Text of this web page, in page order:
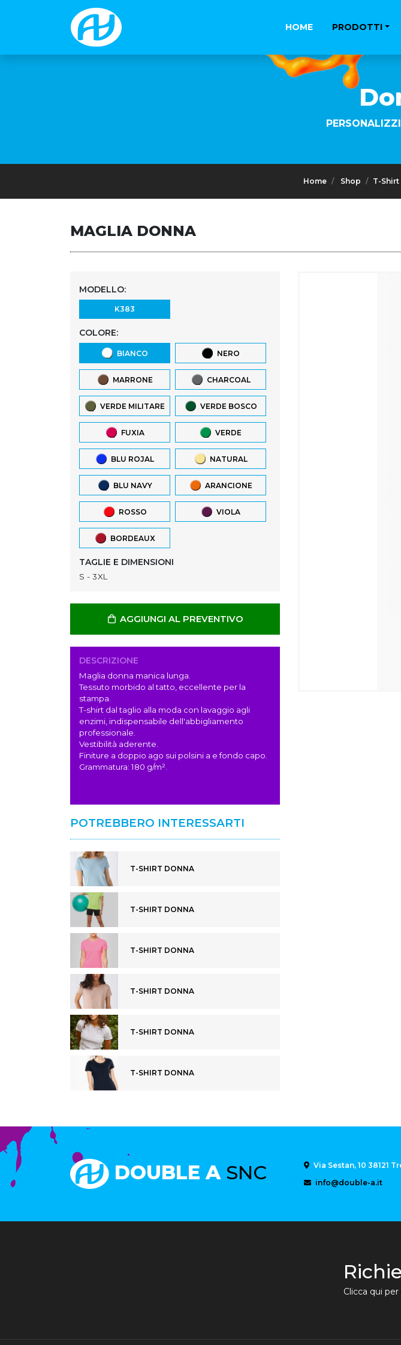
HOME PRODOTTI
Home Shop T-Shirt
MAGLIA DONNA
MODELLO:
K383
COLORE:
BIANCO NERO
MARRONE CHARCOAL
VERDE MILITARE VERDE BOSCO
FUXIA VERDE
BLU ROJAL NATURAL
BLU NAVY ARANCIONE
ROSSO VIOLA
BORDEAUX
TAGLIE E DIMENSIONI
S - 3XL
AGGIUNGI AL PREVENTIVO
DESCRIZIONE
Maglia donna manica lunga.
Tessuto morbido al tatto, eccellente per la
stampa.
T-shirt dal taglio alla moda con lavaggio agli
enzimi, indispensabile dell'abbigliamento
professionale.
Vestibilità aderente.
Finiture a doppio ago sui polsini a e fondo capo.
Grammatura: 180 g/m².
POTREBBERO INTERESSARTI
T-SHIRT DONNA
T-SHIRT DONNA
T-SHIRT DONNA
T-SHIRT DONNA
T-SHIRT DONNA
T-SHIRT DONNA
DOUBLE A SNC Via Sestan, 10 38121
info@double-a.it
Clicca qui